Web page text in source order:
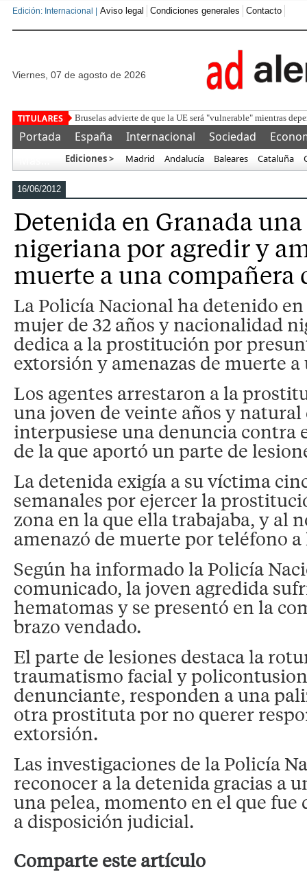
Edición: Internacional | Aviso legal Condiciones generales Contacto
viernes, 07 de agosto de 2026
Bruselas advierte de que la UE será "vulnerable" mientras
Portada España Internacional Sociedad
Ediciones > Madrid Andalucía Baleares Cataluña
16/06/2012
Detenida en Granada
nigeriana por agredir y
muerte a una compañera
La Policía Nacional ha detenido
mujer de 32 años y nacionalidad
dedica a la prostitución por
extorsión y amenazas de muerte
Los agentes arrestaron a la
una joven de veinte años y natural
interpusiese una denuncia contra
de la que aportó un parte de
La detenida exigía a su víctima
semanales por ejercer la
zona en la que ella trabajaba, y al
amenazó de muerte por teléfono
Según ha informado la Policía
comunicado, la joven agredida
hematomas y se presentó en la
brazo vendado.
El parte de lesiones destaca la
traumatismo facial y
denunciante, responden a una
otra prostituta por no querer
extorsión.
Las investigaciones de la Policía
reconocer a la detenida gracias a
una pelea, momento en el que fue
a disposición judicial.
Comparte este artículo